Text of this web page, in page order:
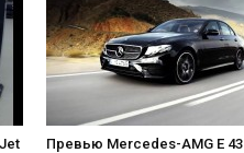
Превью Mercedes-AMG E 43